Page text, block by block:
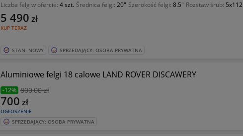
Liczba felg w ofercie: 4 szt. Średnica felgi: 20" Szerokość felgi: 8.5" Rozstaw śrub: 5x112
KUP TERAZ
5 490 zł
STAN: NOWY SPRZEDAJĄCY: OSOBA PRYWATNA
Aluminiowe felgi 18 calowe LAND ROVER DISCAWERY
-12% 800,00 zł
OGŁOSZENIE
700 zł
SPRZEDAJĄCY: OSOBA PRYWATNA